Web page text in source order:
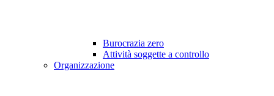
Burocrazia zero
Attività soggette a controllo
Organizzazione